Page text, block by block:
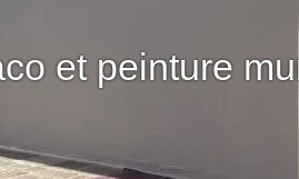
et peinture